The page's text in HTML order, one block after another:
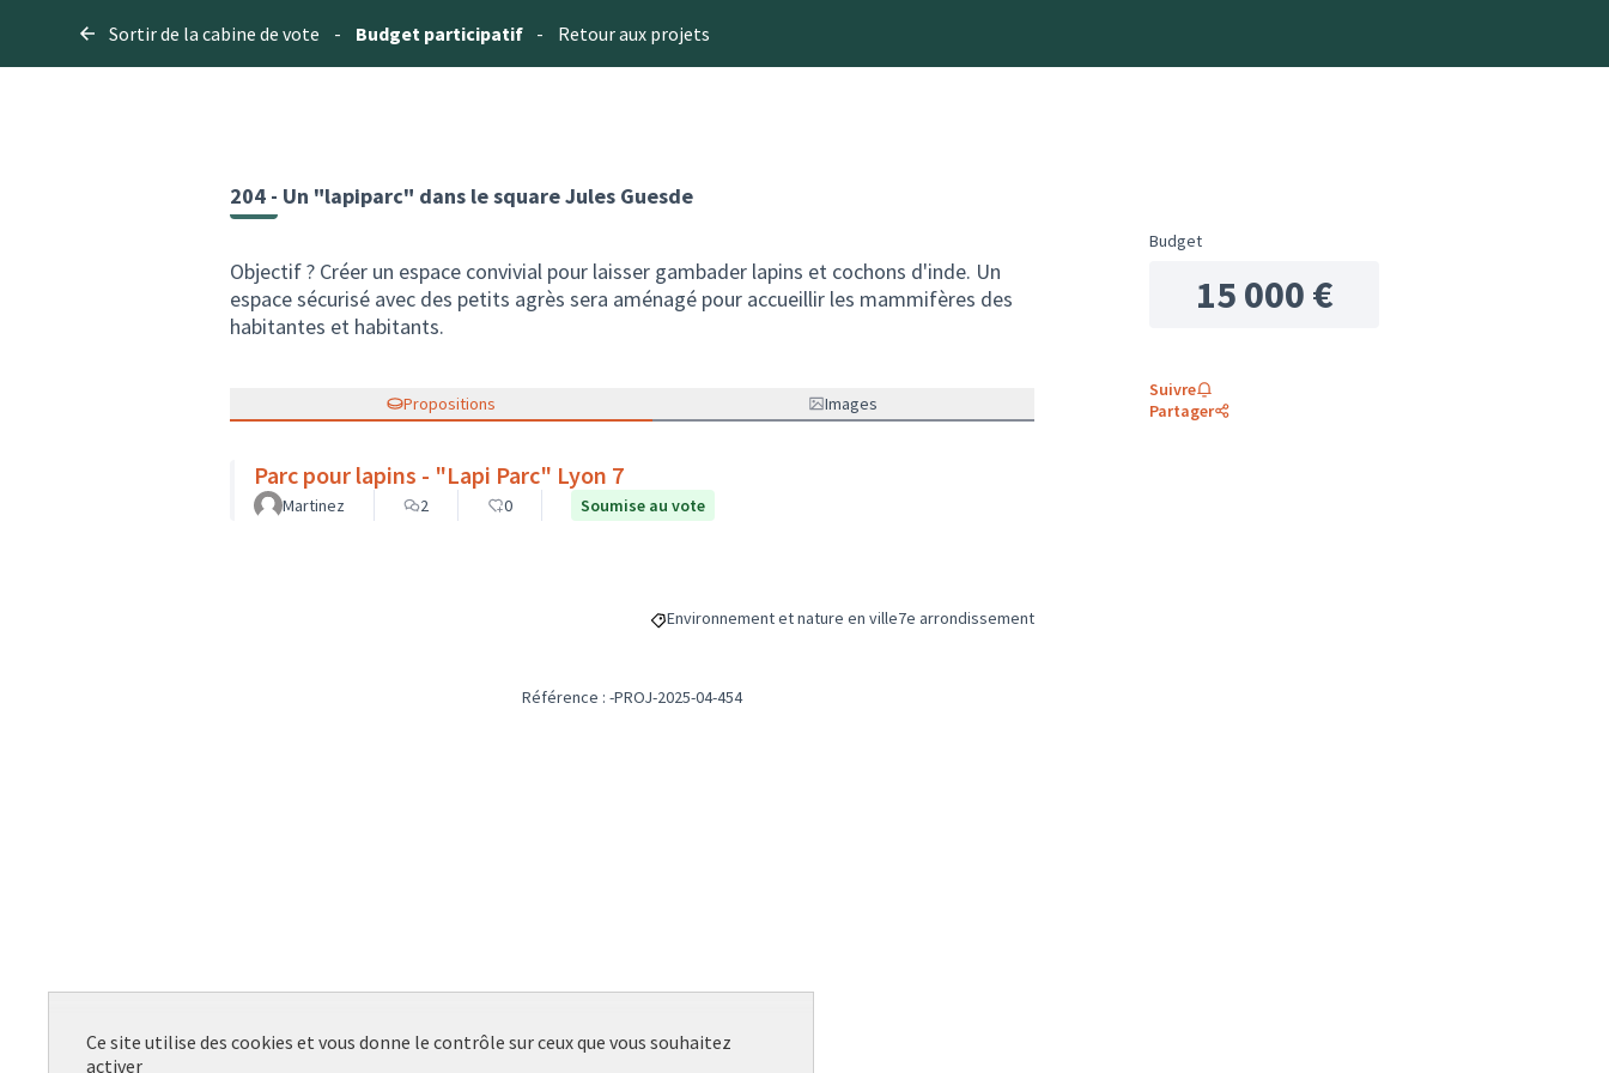
Sortir de la cabine de vote - Budget participatif - Retour aux projets
204 - Un "lapiparc" dans le square Jules Guesde
Objectif ? Créer un espace convivial pour laisser gambader lapins et cochons d'inde. Un
espace sécurisé avec des petits agrès sera aménagé pour accueillir les mammifères des
habitantes et habitants.
Propositions Images
Parc pour lapins - "Lapi Parc" Lyon 7
Martinez 2 0 Soumise au vote
Filtrer les résultats de la catégorie : Environnement et nature en ville
Environnement et nature en villeFiltrer les résultats pour la localisation : 7e arrondissement
7e arrondissement
Budget
15 000 €
Suivre
Partager
Référence : -PROJ-2025-04-454
Ce site utilise des cookies et vous donne le contrôle sur ceux que vous souhaitez
activer